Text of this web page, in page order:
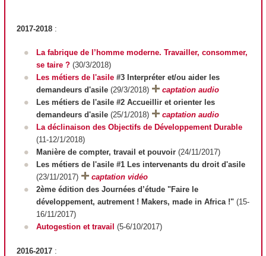
2017-2018 :
La fabrique de l’homme moderne. Travailler, consommer,
se taire ?(30/3/2018)
Les métiers de l'asile#3 Interpréter et/ou aider les
demandeurs d'asile (29/3/2018)
captation audio
Les métiers de l'asile #2 Accueillir et orienter les
demandeurs d'asile (25/1/2018)
captation audio
La déclinaison des Objectifs de Développement Durable
(11-12/1/2018)
Manière de compter, travail et pouvoir (24/11/2017)
Les métiers de l'asile #1 Les intervenants du droit d'asile
(23/11/2017)
captation vidéo
2ème édition des Journées d’étude "Faire le
développement, autrement ! Makers, made in Africa !"(15-
16/11/2017)
Autogestion et travail (5-6/10/2017)
2016-2017 :